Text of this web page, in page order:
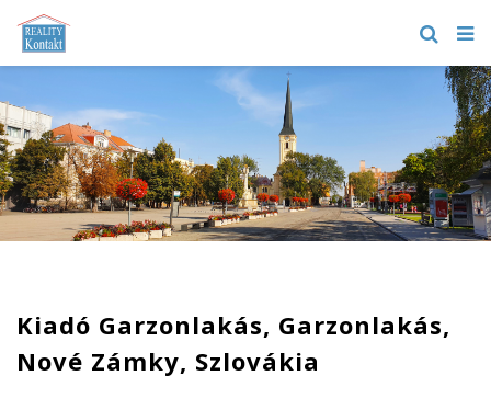
Kiadó Garzonlakás, Garzonlakás,
Nové Zámky, Szlovákia